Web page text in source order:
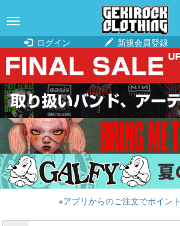
navigation
ログイン
新規会員登録
※アプリからのご注文でポイント